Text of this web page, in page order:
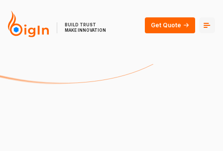
BUILD TRUST
MAKE INNOVATION
Get Quote